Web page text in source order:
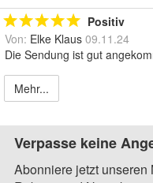
Positiv
Von: Elke Klaus 09.11.24
Die Sendung ist gut
Mehr...
Verpasse keine
Abonniere jetzt